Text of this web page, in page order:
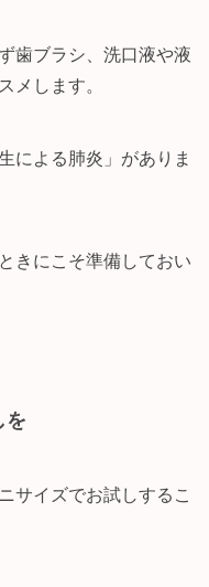
歯ブラシ、洗口液や液
メします。
による肺炎」がありま
きにこそ準備しておい
を
サイズでお試しするこ